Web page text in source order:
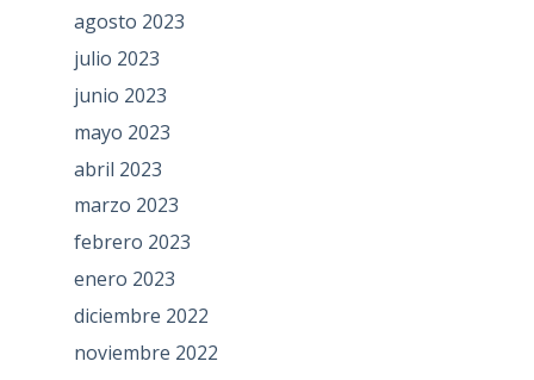
agosto 2023
julio 2023
junio 2023
mayo 2023
abril 2023
marzo 2023
febrero 2023
enero 2023
diciembre 2022
noviembre 2022